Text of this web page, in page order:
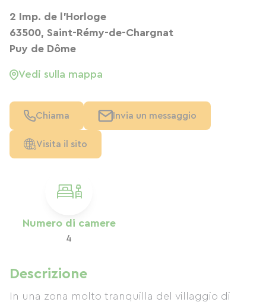
Numero di camere
4
Descrizione
In una zona molto tranquilla del villaggio di
2 Imp. de l'Horloge
63500, Saint-Rémy-de-Chargnat
Puy de Dôme
Vedi sulla mappa
Chiama Invia un messaggio
Visita il sito